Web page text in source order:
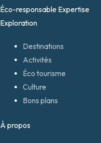
Éco-responsable Expertise
Exploration
Destinations
Activités
Éco tourisme
Culture
Bons plans
À propos